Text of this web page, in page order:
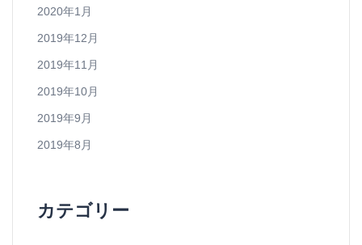
2020年1月
2019年12月
2019年11月
2019年10月
2019年9月
2019年8月
カテゴリー